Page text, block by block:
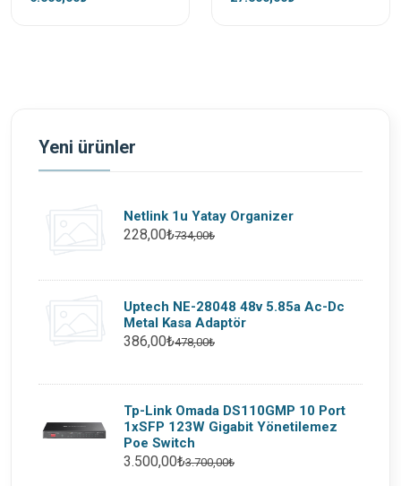
Yeni ürünler
Netlink 1u Yatay Organizer
228,00₺734,00₺
Uptech NE-28048 48v 5.85a Ac-Dc
Metal Kasa Adaptör
386,00₺478,00₺
Tp-Link Omada DS110GMP 10 Port
1xSFP 123W Gigabit Yönetilemez
Poe Switch
3.500,00₺3.700,00₺